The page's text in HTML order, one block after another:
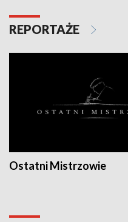
REPORTAŻE
Ostatni Mistrzowie